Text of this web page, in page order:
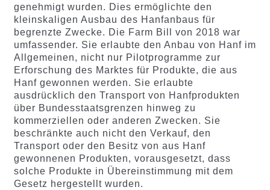
genehmigt wurden. Dies ermöglichte den
kleinskaligen Ausbau des Hanfanbaus für
begrenzte Zwecke. Die Farm Bill von 2018 war
umfassender. Sie erlaubte den Anbau von Hanf im
Allgemeinen, nicht nur Pilotprogramme zur
Erforschung des Marktes für Produkte, die aus
Hanf gewonnen werden. Sie erlaubte
ausdrücklich den Transport von Hanfprodukten
über Bundesstaatsgrenzen hinweg zu
kommerziellen oder anderen Zwecken. Sie
beschränkte auch nicht den Verkauf, den
Transport oder den Besitz von aus Hanf
gewonnenen Produkten, vorausgesetzt, dass
solche Produkte in Übereinstimmung mit dem
Gesetz hergestellt wurden.